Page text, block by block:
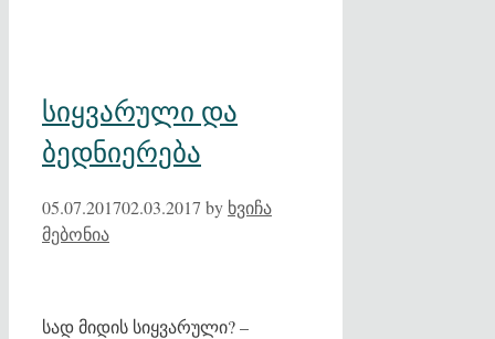
სიყვარული და
ბედნიერება
05.07.201702.03.2017 by ხვიჩა
მებონია
სად მიდის სიყვარული? –